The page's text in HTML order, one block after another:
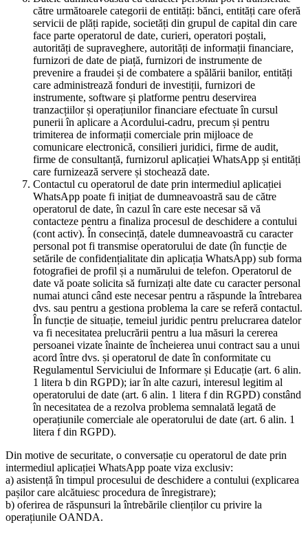
către următoarele categorii de entități: bănci, entități care oferă
servicii de plăți rapide, societăți din grupul de capital din care
face parte operatorul de date, curieri, operatori poștali,
autorități de supraveghere, autorități de informații financiare,
furnizori de date de piață, furnizori de instrumente de
prevenire a fraudei și de combatere a spălării banilor, entități
care administrează fonduri de investiții, furnizori de
instrumente, software și platforme pentru deservirea
tranzacțiilor și operațiunilor financiare efectuate în cursul
punerii în aplicare a Acordului-cadru, precum și pentru
trimiterea de informații comerciale prin mijloace de
comunicare electronică, consilieri juridici, firme de audit,
firme de consultanță, furnizorul aplicației WhatsApp și entități
care furnizează servere și stochează date.
Contactul cu operatorul de date prin intermediul aplicației
WhatsApp poate fi inițiat de dumneavoastră sau de către
operatorul de date, în cazul în care este necesar să vă
contacteze pentru a finaliza procesul de deschidere a contului
(cont activ). În consecință, datele dumneavoastră cu caracter
personal pot fi transmise operatorului de date (în funcție de
setările de confidențialitate din aplicația WhatsApp) sub forma
fotografiei de profil și a numărului de telefon. Operatorul de
date vă poate solicita să furnizați alte date cu caracter personal
numai atunci când este necesar pentru a răspunde la întrebarea
dvs. sau pentru a gestiona problema la care se referă contactul.
În funcție de situație, temeiul juridic pentru prelucrarea datelor
va fi necesitatea prelucrării pentru a lua măsuri la cererea
persoanei vizate înainte de încheierea unui contract sau a unui
acord între dvs. și operatorul de date în conformitate cu
Regulamentul Serviciului de Informare și Educație (art. 6 alin.
1 litera b din RGPD); iar în alte cazuri, interesul legitim al
operatorului de date (art. 6 alin. 1 litera f din RGPD) constând
în necesitatea de a rezolva problema semnalată legată de
operațiunile comerciale ale operatorului de date (art. 6 alin. 1
litera f din RGPD).
Din motive de securitate, o conversație cu operatorul de date prin
intermediul aplicației WhatsApp poate viza exclusiv:
a) asistență în timpul procesului de deschidere a contului (explicarea
pașilor care alcătuiesc procedura de înregistrare);
b) oferirea de răspunsuri la întrebările clienților cu privire la
operațiunile OANDA.